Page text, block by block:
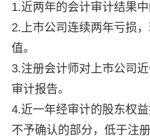
1.近两年的会计审计结果中
2.上市公司连续两年亏损
值。
3.注册会计师对上市公司
审计报告。
4.近一年经审计的股东权
不予确认的部分，低于注册